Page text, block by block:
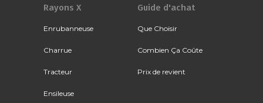
Rayons X
Enrubanneuse
Charrue
Tracteur
Ensileuse
Guide d'achat
Que Choisir
Combien Ça Coûte
Prix de revient